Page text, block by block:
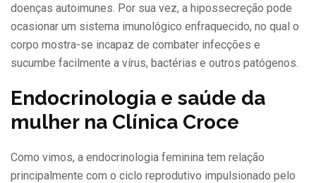
doenças autoimunes. Por sua vez, a hipossecreção pode
ocasionar um sistema imunológico enfraquecido, no qual o
corpo mostra-se incapaz de combater infecções e
sucumbe facilmente a vírus, bactérias e outros patógenos.
Endocrinologia e saúde da
mulher na Clínica Croce
Como vimos, a endocrinologia feminina tem relação
principalmente com o ciclo reprodutivo impulsionado pelo